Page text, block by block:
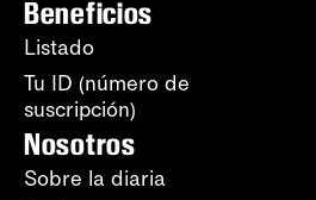
Beneficios
Listado
Tu ID (número de
suscripción)
Nosotros
Sobre la diaria